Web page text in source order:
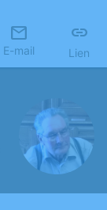
E-mail Lien